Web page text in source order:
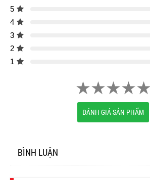
5
4
3
2
1
ĐÁNH GIÁ SẢN PHẨM
BÌNH LUẬN